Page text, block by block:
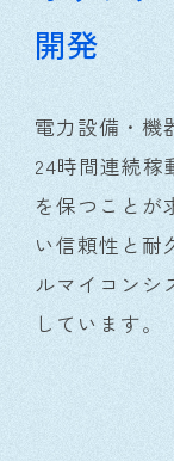
開発
電力設備・機
24時間連続稼
を保つことが
い信頼性と耐
ルマイコンシ
しています。